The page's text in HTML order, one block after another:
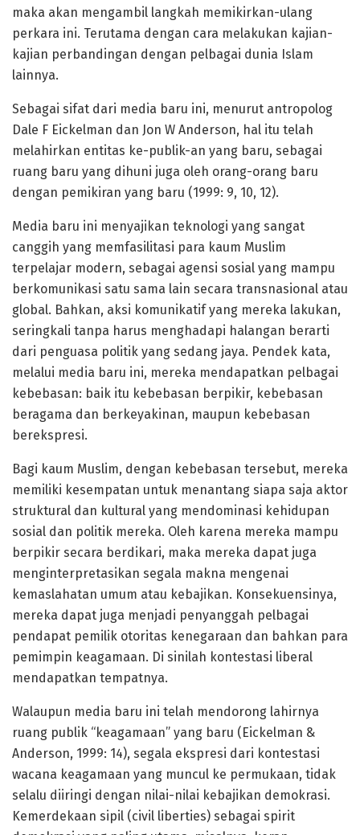
maka akan mengambil langkah memikirkan-ulang
perkara ini. Terutama dengan cara melakukan kajian-
kajian perbandingan dengan pelbagai dunia Islam
lainnya.
Sebagai sifat dari media baru ini, menurut antropolog
Dale F Eickelman dan Jon W Anderson, hal itu telah
melahirkan entitas ke-publik-an yang baru, sebagai
ruang baru yang dihuni juga oleh orang-orang baru
dengan pemikiran yang baru (1999: 9, 10, 12).
Media baru ini menyajikan teknologi yang sangat
canggih yang memfasilitasi para kaum Muslim
terpelajar modern, sebagai agensi sosial yang mampu
berkomunikasi satu sama lain secara transnasional atau
global. Bahkan, aksi komunikatif yang mereka lakukan,
seringkali tanpa harus menghadapi halangan berarti
dari penguasa politik yang sedang jaya. Pendek kata,
melalui media baru ini, mereka mendapatkan pelbagai
kebebasan: baik itu kebebasan berpikir, kebebasan
beragama dan berkeyakinan, maupun kebebasan
berekspresi.
Bagi kaum Muslim, dengan kebebasan tersebut, mereka
memiliki kesempatan untuk menantang siapa saja aktor
struktural dan kultural yang mendominasi kehidupan
sosial dan politik mereka. Oleh karena mereka mampu
berpikir secara berdikari, maka mereka dapat juga
menginterpretasikan segala makna mengenai
kemaslahatan umum atau kebajikan. Konsekuensinya,
mereka dapat juga menjadi penyanggah pelbagai
pendapat pemilik otoritas kenegaraan dan bahkan para
pemimpin keagamaan. Di sinilah kontestasi liberal
mendapatkan tempatnya.
Walaupun media baru ini telah mendorong lahirnya
ruang publik “keagamaan” yang baru (Eickelman &
Anderson, 1999: 14), segala ekspresi dari kontestasi
wacana keagamaan yang muncul ke permukaan, tidak
selalu diiringi dengan nilai-nilai kebajikan demokrasi.
Kemerdekaan sipil (civil liberties) sebagai spirit